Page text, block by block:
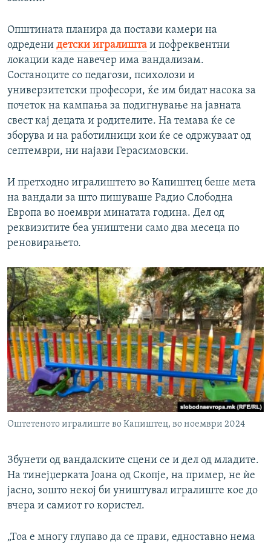
Општината планира да постави камери на
одредени детски игралишта и пофреквентни
локации каде навечер има вандализам.
Состаноците со педагози, психолози и
универзитетски професори, ќе им бидат насока за
почеток на кампања за подигнување на јавната
свест кај децата и родителите. На темава ќе се
зборува и на работилници кои ќе се одржуваат од
септември, ни најави Герасимовски.
И претходно игралиштето во Капиштец беше мета
на вандали за што пишуваше Радио Слободна
Европа во ноември минатата година. Дел од
реквизитите беа уништени само два месеца по
реновирањето.
Оштетеното игралиште во Капиштец, во ноември 2024
Збунети од вандалските сцени се и дел од младите.
На тинејџерката Јоана од Скопје, на пример, не ѝе
јасно, зошто некој би уништувал игралиште кое до
вчера и самиот го користел.
„Тоа е многу глупаво да се прави, едноставно нема